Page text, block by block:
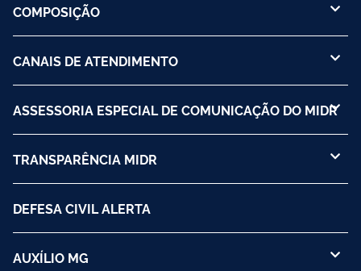
COMPOSIÇÃO
CANAIS DE ATENDIMENTO
ASSESSORIA ESPECIAL DE COMUNICAÇÃO DO MIDR
TRANSPARÊNCIA MIDR
DEFESA CIVIL ALERTA
AUXÍLIO MG